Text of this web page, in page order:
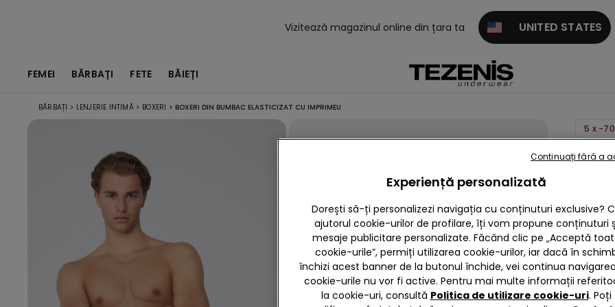
Vizitează magazinul online din țara ta UNITED STATES
FEMEI BĂRBAȚI FETE BĂIEȚI
BĂRBAȚI > LENJERIE INTIMĂ > BOXERI > BOXERI DIN BUMBAC ELASTICIZAT CU IMPRIMEU
5 x -
Boxeri
cu
59,90
5,0
Experiență personalizată
Dorești să-ți personalizezi navigația cu conținuturi exclusive?
ajutorul cookie-urilor de profilare, îți vom propune conținuturi
mesaje publicitare personalizate. Făcând clic pe „Acceptă
cookie-urile”, permiți utilizarea cookie-urilor, iar dacă în
închizi acest banner de la butonul închide, vei continua
cookie-urile nu vor fi active. Pentru mai multe informații
la cookie-uri, consultă Politica de utilizare cookie-uri. Poți
Continuați fără a